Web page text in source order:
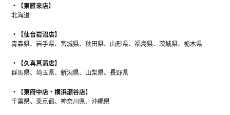
【東雁来店】
北海道
【仙台岩沼店】
青森県、岩手県、宮城県、秋田県、山形県、福島県、茨城県、栃木県
【久喜菖蒲店】
群馬県、埼玉県、新潟県、山梨県、長野県
【東府中店・横浜瀬谷店】
千葉県、東京都、神奈川県、沖縄県